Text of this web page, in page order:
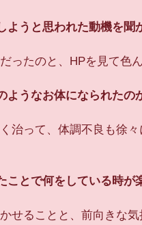
ようと思われた動機を聞
ったのと、HPを見て色
ようなお体になられたの
治って、体調不良も徐
ことで何をしている時が
せることと、前向きな気